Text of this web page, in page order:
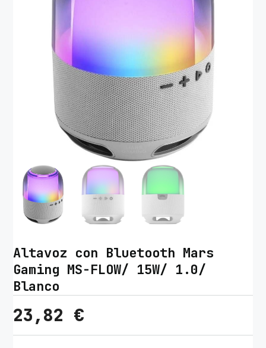
Altavoz con Bluetooth Mars
Gaming MS-FLOW/ 15W/ 1.0/
Blanco
23,82 €